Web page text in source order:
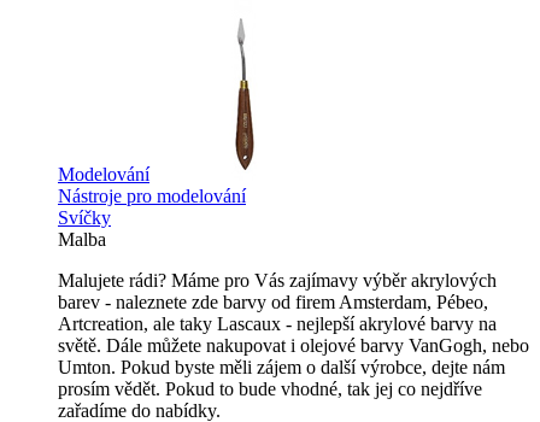
Modelování
Nástroje pro modelování
Svíčky
Malba
Malujete rádi? Máme pro Vás zajímavy výběr akrylových
barev - naleznete zde barvy od firem Amsterdam, Pébeo,
Artcreation, ale taky Lascaux - nejlepší akrylové barvy na
světě. Dále můžete nakupovat i olejové barvy VanGogh, nebo
Umton. Pokud byste měli zájem o další výrobce, dejte nám
prosím vědět. Pokud to bude vhodné, tak jej co nejdříve
zařadíme do nabídky.